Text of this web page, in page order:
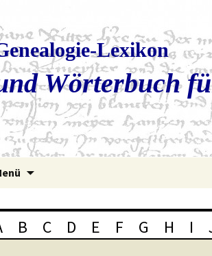
Lexikon
Wörterbuch
B C D E F G H I